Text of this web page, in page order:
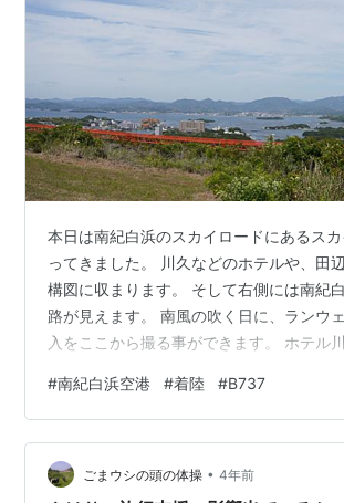
本日は南紀白浜のスカイロードにあるス
ってきました。 川久などのホテルや、田
構図に収まります。 そして右側には南紀
路が見えます。 南風の吹く日に、ランウ
入をここから撮る事ができます。 ホテル
ロット緊張の瞬間 タッチダウンはピント
走路全景 誘導路がないのでランウェイエ
して戻ってきます。 ターミナルへと向か
#南紀白浜空港 #着陸 #B737
ごまウシの頭の体操 • 4年前